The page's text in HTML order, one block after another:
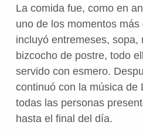
La comida fue, como en
uno de los momentos
incluyó entremeses, sopa,
bizcocho de postre, todo
servido con esmero.
continuó con la música de
todas las personas
hasta el final del día.